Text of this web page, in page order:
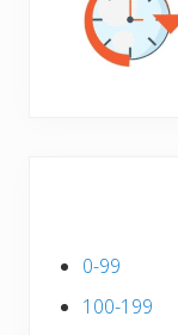
0-99
100-199